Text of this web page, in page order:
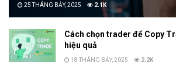
25 THÁNG BẢY, 2025 2.1K
Cách chọn trader để Copy
hiệu quả
18 THÁNG BẢY, 2025 2.2K